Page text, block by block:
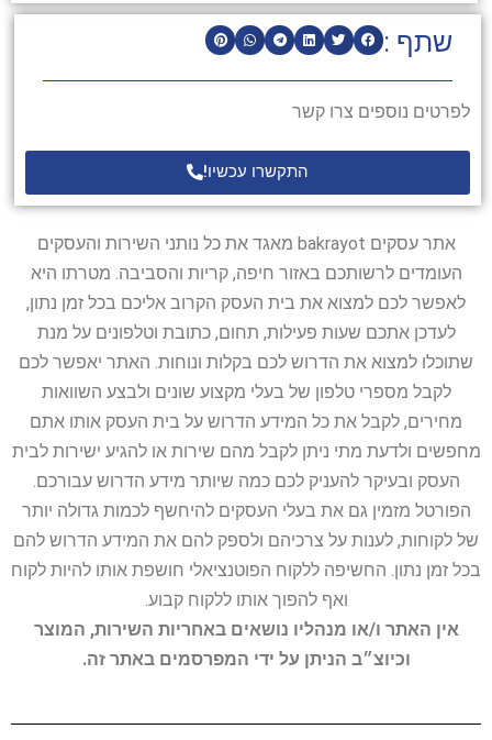
שתף :
לפרטים נוספים צרו קשר
התקשרו עכשיו!
אתר עסקים bakrayot מאגד את כל נותני השירות והעסקים
העומדים לרשותכם באזור חיפה, קריות והסביבה. מטרתו היא
לאפשר לכם למצוא את בית העסק הקרוב אליכם בכל זמן נתון,
לעדכן אתכם שעות פעילות, תחום, כתובת וטלפונים על מנת
שתוכלו למצוא את הדרוש לכם בקלות ונוחות. האתר יאפשר לכם
לקבל מספרי טלפון של בעלי מקצוע שונים ולבצע השוואות
מחירים, לקבל את כל המידע הדרוש על בית העסק אותו אתם
מחפשים ולדעת מתי ניתן לקבל מהם שירות או להגיע ישירות לבית
העסק ובעיקר להעניק לכם כמה שיותר מידע הדרוש עבורכם.
הפורטל מזמין גם את בעלי העסקים להיחשף לכמות גדולה יותר
של לקוחות, לענות על צרכיהם ולספק להם את המידע הדרוש להם
בכל זמן נתון. החשיפה ללקוח הפוטנציאלי חושפת אותו להיות לקוח
ואף להפוך אותו ללקוח קבוע.
אין האתר ו/או מנהליו נושאים באחריות השירות, המוצר
וכיוצ״ב הניתן על ידי המפרסמים באתר זה.